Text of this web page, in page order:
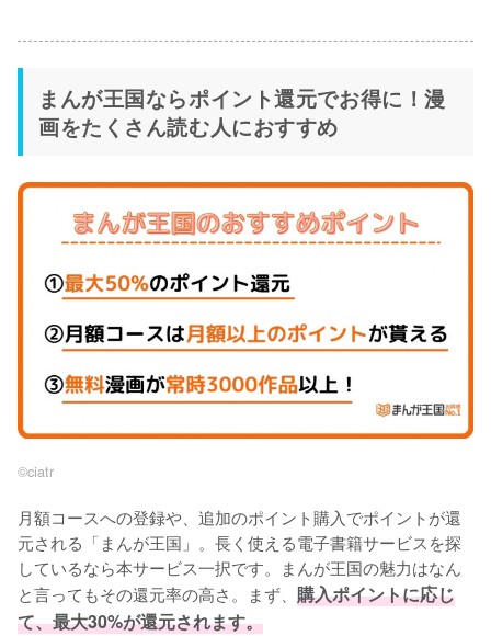
まんが王国ならポイント還元でお得に！漫
画をたくさん読む人におすすめ
©︎ciatr
月額コースへの登録や、追加のポイント購入でポイントが還
元される「まんが王国」。長く使える電子書籍サービスを探
しているなら本サービス一択です。まんが王国の魅力はなん
と言ってもその還元率の高さ。まず、 購入ポイントに応じ
て、最大30%が還元されます。